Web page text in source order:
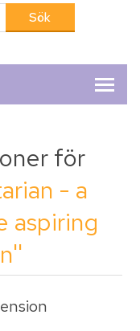
för
- a
aspiring